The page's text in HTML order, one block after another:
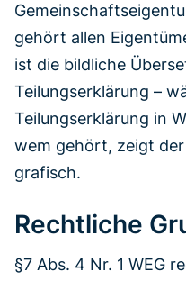
gehört allen
ist die bildliche
Teilungserklärung –
Teilungserklärung in
wem gehört, zeigt
grafisch.
Rechtliche
§7 Abs. 4 Nr. 1 WEG